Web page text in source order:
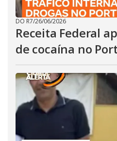
DO R7/26/06/2026
Receita Federal
de cocaína no